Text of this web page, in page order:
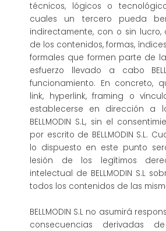
técnicos, lógicos o
cuales un tercero pueda
indirectamente, con o sin
de los contenidos, formas,
formales que formen parte de
esfuerzo llevado a cabo
funcionamiento. En concreto,
link, hyperlink, framing o
establecerse en dirección a
BELLMODIN S.L, sin el
por escrito de BELLMODIN S.L.
lo dispuesto en este punto
lesión de los legítimos
intelectual de BELLMODIN S.L
todos los contenidos de las
BELLMODIN S.L no asumirá
consecuencias derivadas